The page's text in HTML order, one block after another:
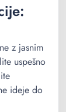
z jasnim
uspešno
ideje do